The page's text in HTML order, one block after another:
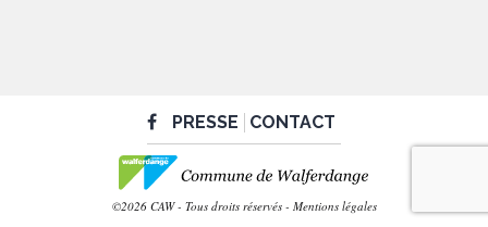
PRESSE CONTACT
©2026 CAW - Tous droits réservés - Mentions légales